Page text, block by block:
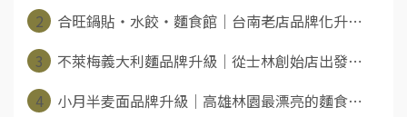
2
合旺鍋貼・水餃・麵食館｜台南老店品牌化升⋯
3
不萊梅義大利麵品牌升級｜從士林創始店出發⋯
4
小月半麦面品牌升級｜高雄林園最漂亮的麵食⋯